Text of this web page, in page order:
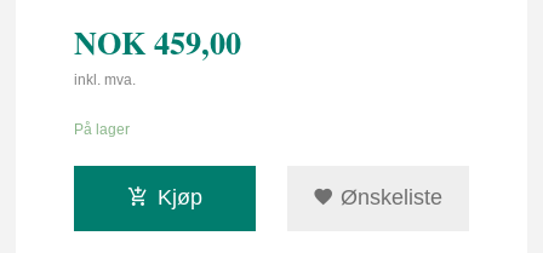
NOK459,00
inkl. mva.
På lager
Kjøp Ønskeliste